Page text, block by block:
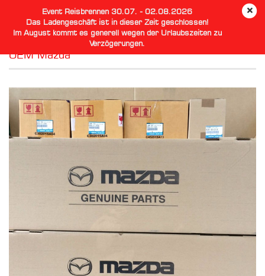
Event Reisbrennen 30.07. - 02.08.2026
Das Ladengeschäft ist in dieser Zeit geschlossen!
Im August kommt es generell wegen der Urlaubszeiten zu
Verzögerungen.
OEM Mazda